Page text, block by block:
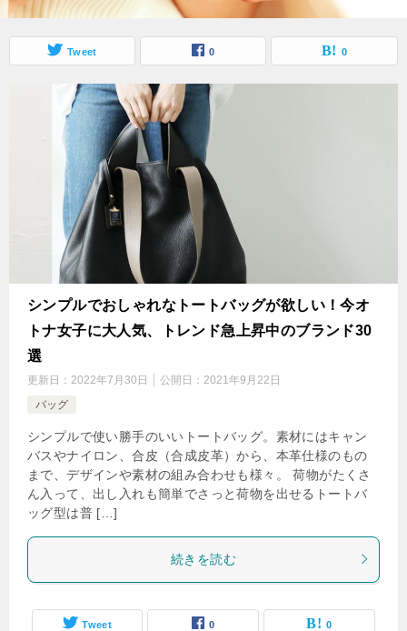
Tweet 0 0
シンプルでおしゃれなトートバッグが欲しい！今オ
トナ女子に大人気、トレンド急上昇中のブランド30
選
更新日： 2022年7月30日 公開日： 2021年9月22日
バッグ
シンプルで使い勝手のいいトートバッグ。素材にはキャン
バスやナイロン、合皮（合成皮革）から、本革仕様のもの
まで、デザインや素材の組み合わせも様々。 荷物がたくさ
ん入って、出し入れも簡単でさっと荷物を出せるトートバ
ッグ型は普 […]
続きを読む
Tweet 0 0